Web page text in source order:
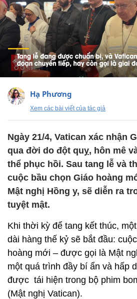
Hạ Phương
Xem các bài viết của tác giả
Ngày 21/4, Vatican xác nhận
qua đời do đột quỵ, hôn mê
thể phục hồi. Sau tang lễ và
cuộc bầu chọn Giáo hoàng
Mật nghị Hồng y, sẽ diễn ra
tuyệt mật.
Khi thời kỳ để tang kết thúc,
dài hàng thế kỷ sẽ bắt đầu:
hoàng mới – được gọi là Mật
một quá trình đầy bí ẩn và hấp
được tái hiện trong bộ phim
(Mật nghị Vatican).